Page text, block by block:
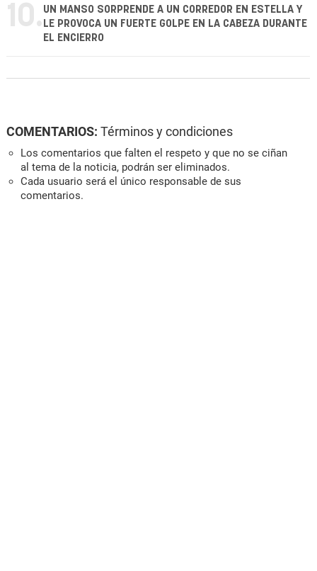
10. UN MANSO SORPRENDE A UN CORREDOR EN ESTELLA Y
LE PROVOCA UN FUERTE GOLPE EN LA CABEZA DURANTE
EL ENCIERRO
COMENTARIOS: Términos y condiciones
Los comentarios que falten el respeto y que no se ciñan
al tema de la noticia, podrán ser eliminados.
Cada usuario será el único responsable de sus
comentarios.